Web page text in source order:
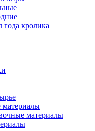
года кролика
материалы
материалы